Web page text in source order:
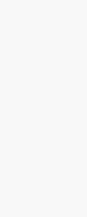
trữ) và gặp Sao
chính
ngày.
xấu cho